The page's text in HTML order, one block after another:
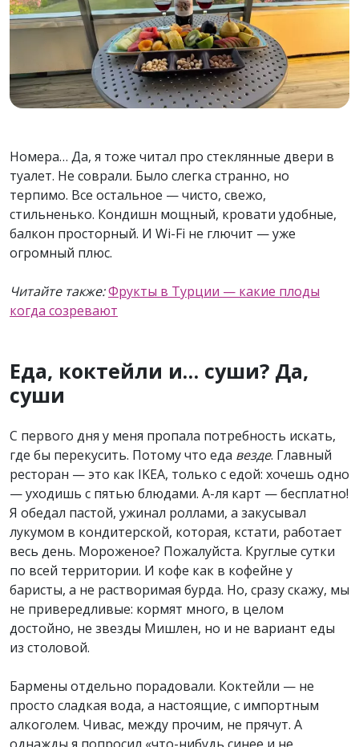
Номера… Да, я тоже читал про стеклянные двери в
туалет. Не соврали. Было слегка странно, но
терпимо. Все остальное — чисто, свежо,
стильненько. Кондишн мощный, кровати удобные,
балкон просторный. И Wi-Fi не глючит — уже
огромный плюс.
Читайте также:Фрукты в Турции — какие плоды
когда созревают
Еда, коктейли и… суши? Да,
суши
С первого дня у меня пропала потребность искать,
где бы перекусить. Потому что еда везде. Главный
ресторан — это как IKEA, только с едой: хочешь одно
— уходишь с пятью блюдами. А-ля карт — бесплатно!
Я обедал пастой, ужинал роллами, а закусывал
лукумом в кондитерской, которая, кстати, работает
весь день. Мороженое? Пожалуйста. Круглые сутки
по всей территории. И кофе как в кофейне у
баристы, а не растворимая бурда. Но, сразу скажу, мы
не привередливые: кормят много, в целом
достойно, не звезды Мишлен, но и не вариант еды
из столовой.
Бармены отдельно порадовали. Коктейли — не
просто сладкая вода, а настоящие, с импортным
алкоголем. Чивас, между прочим, не прячут. А